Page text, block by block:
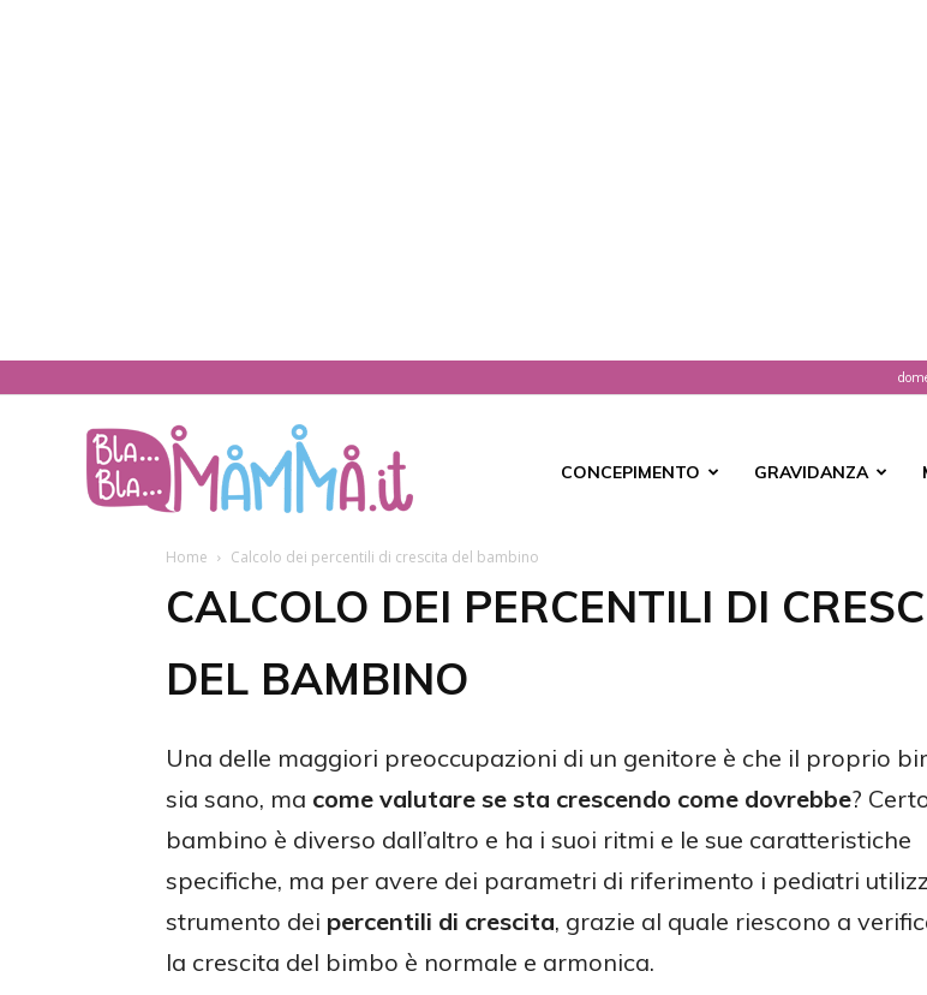
CONCEPIMENTO GRAVIDANZA
Home Calcolo dei percentili di crescita del bambino
CALCOLO DEI PERCENTILI DI
DEL BAMBINO
Una delle maggiori preoccupazioni di un genitore è che il proprio
sia sano, ma come valutare se sta crescendo come dovrebbe?
bambino è diverso dall’altro e ha i suoi ritmi e le sue caratteristiche
specifiche, ma per avere dei parametri di riferimento i pediatri
strumento dei percentili di crescita, grazie al quale riescono a
la crescita del bimbo è normale e armonica.